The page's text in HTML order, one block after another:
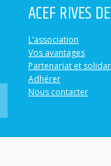
ACEF RIVES
L’association
Vos avantages
Partenariat et
Adhérer
Nous contacter